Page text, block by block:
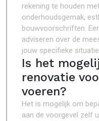
rekening te houden
onderhoudsgemak,
bouwvoorschriften.
adviseren over de
jouw specifieke
Is het
renovatie
voeren?
Het is mogelijk om
aan de voorgevel zelf